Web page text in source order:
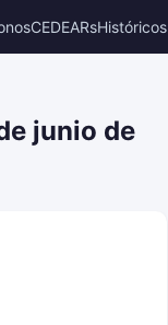
CEDEARsHistóricos
junio de